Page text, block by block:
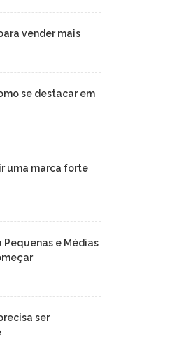
vender mais
se destacar em
uma marca forte
e Médias
ser